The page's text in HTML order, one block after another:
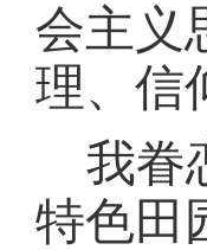
会主义
理、信
我眷
特色田